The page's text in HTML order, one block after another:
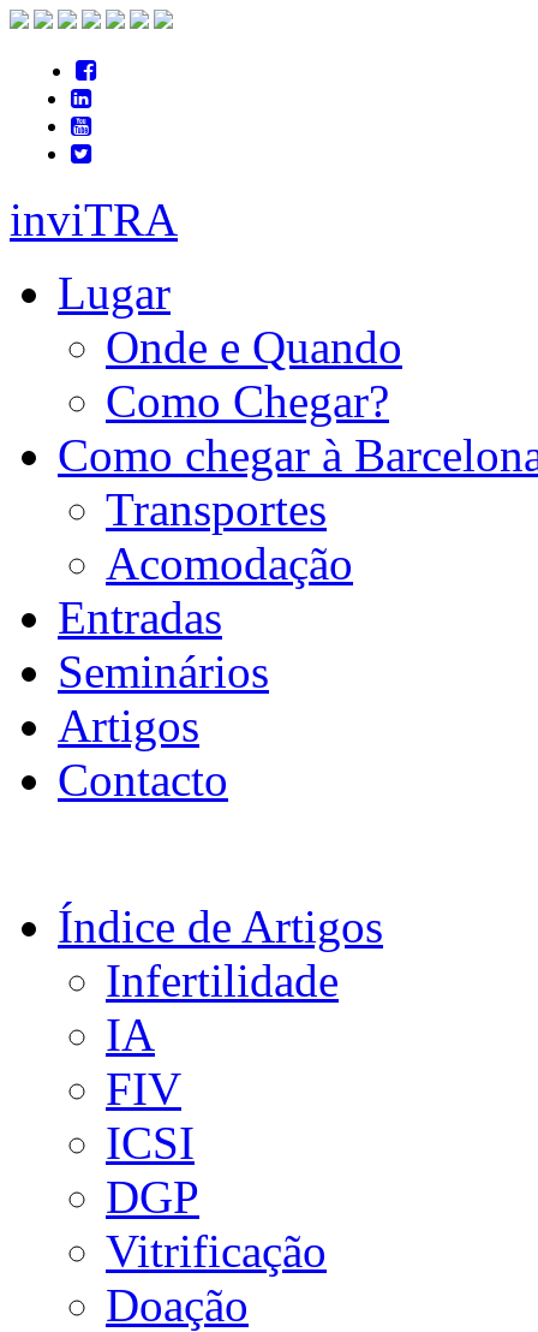
inviTRA
Lugar
Onde e Quando
Como Chegar?
Como chegar à
Transportes
Acomodação
Entradas
Seminários
Artigos
Contacto
Índice de Artigos
Infertilidade
IA
FIV
ICSI
DGP
Vitrificação
Doação